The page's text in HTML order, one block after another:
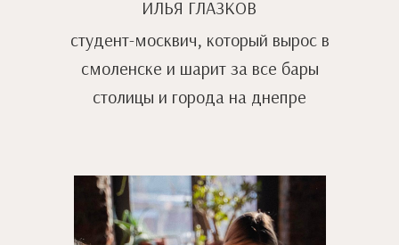
ИЛЬЯ ГЛАЗКОВ
студент-москвич, который вырос в
смоленске и шарит за все бары
столицы и города на днепре